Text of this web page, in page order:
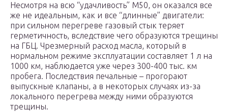
Несмотря на всю “удачливость” М50, он оказался все
же не идеальным, как и все “длинные” двигатели:
при сильном перегреве газовый стык теряет
герметичность, вследствие чего образуются трещины
на ГБЦ. Чрезмерный расход масла, который в
нормальном режиме эксплуатации составляет 1 л на
1000 км, наблюдается уже через 300-400 тыс. км
пробега. Последствия печальные – прогорают
выпускные клапаны, а в некоторых случаях из-за
локального перегрева между ними образуются
трещины.